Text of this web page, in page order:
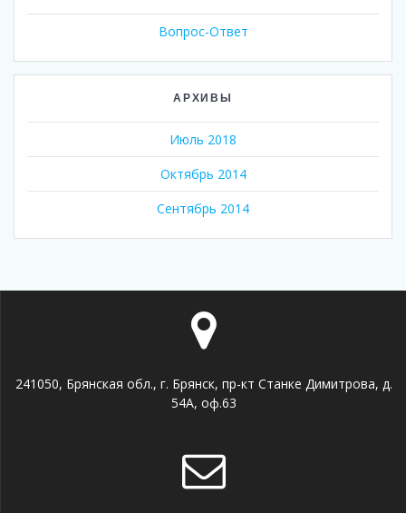
Вопрос-Ответ
АРХИВЫ
Июль 2018
Октябрь 2014
Сентябрь 2014
241050, Брянская обл., г. Брянск, пр-кт Станке Димитрова, д.
54А, оф.63